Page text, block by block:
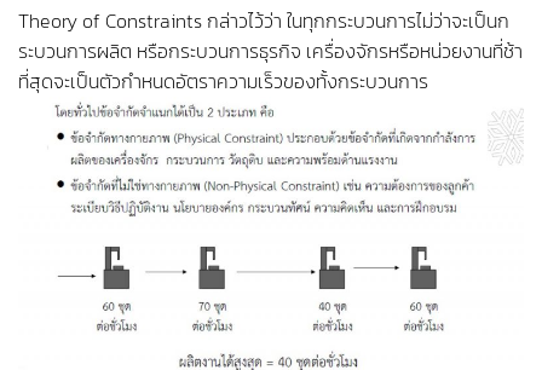
Theory of Constraints กล่าวไว้ว่า ในทุกกระบวนการไม่ว่าจะเป็นก
ระบวนการผลิต หรือกระบวนการธุรกิจ เครื่องจักรหรือหน่วยงานที่ช้า
ที่สุดจะเป็นตัวกำหนดอัตราความเร็วของทั้งกระบวนการ